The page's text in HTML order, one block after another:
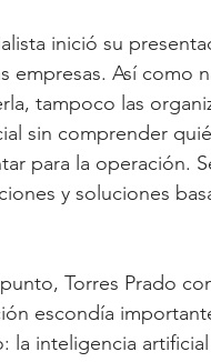
inició su
empresas. Así como
tampoco las
sin comprender
para la operación.
y soluciones
Torres Prado
escondía
la inteligencia